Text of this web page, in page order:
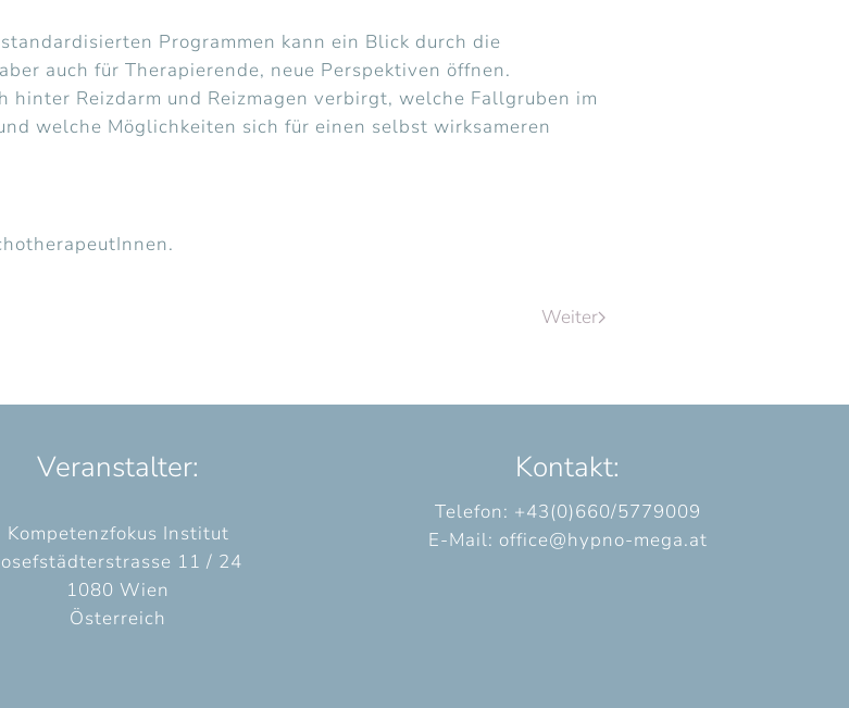
Programmen kann ein Blick durch die
auch für Therapierende, neue Perspektiven öffnen.
hinter Reizdarm und Reizmagen verbirgt, welche Fallgruben im
welche Möglichkeiten sich für einen selbst wirksameren
Weiter
Veranstalter:
Kompetenzfokus Institut
11 / 24
1080 Wien
Österreich
Kontakt:
Telefon: +43(0)660/5779009
E-Mail: office@hypno-mega.at